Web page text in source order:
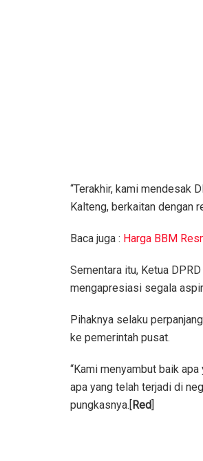
“Terakhir, kami mendesak
Kalteng, berkaitan dengan
Baca juga : Harga BBM
Sementara itu, Ketua
mengapresiasi segala
Pihaknya selaku
ke pemerintah pusat.
“Kami menyambut baik
apa yang telah terjadi di
pungkasnya.[Red]